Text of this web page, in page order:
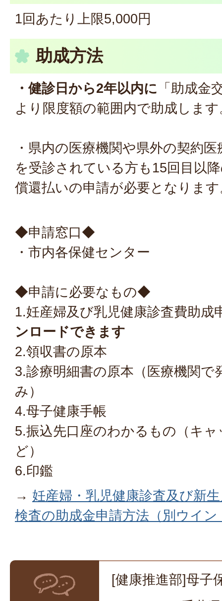
1回あたり上限5,000円
助成方法
・健診日から2年以内に 「助成金
より限度額の範囲内で助成します
・県内の医療機関や県外の契約
を受診されている方も15回目以
償還払いの申請が必要となりま
◆申請窓口◆
・市内各保健センター
◆申請に必要なもの◆
1.妊産婦及び乳児健康診査費助成
ンロードできます
2.領収書の原本
3.診療明細書の原本（医療機関
み）
4.母子健康手帳
5.振込先口座のわかるもの（キ
ど）
6.印鑑
→ 妊産婦・乳児健康診査及び新
検査の助成金申請方法（別ウイ
[健康推進部]母子